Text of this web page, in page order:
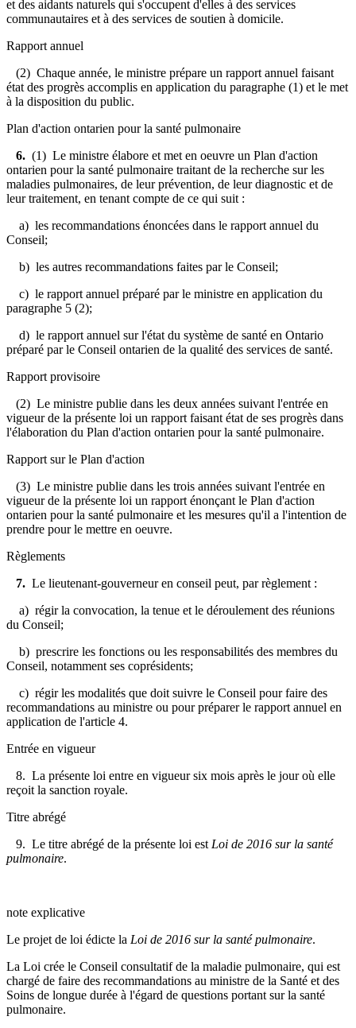
et des aidants naturels qui s'occupent d'elles à des services
communautaires et à des services de soutien à domicile.
Rapport annuel
(2) Chaque année, le ministre prépare un rapport annuel faisant
état des progrès accomplis en application du paragraphe (1) et le met
à la disposition du public.
Plan d'action ontarien pour la santé pulmonaire
6. (1) Le ministre élabore et met en oeuvre un Plan d'action
ontarien pour la santé pulmonaire traitant de la recherche sur les
maladies pulmonaires, de leur prévention, de leur diagnostic et de
leur traitement, en tenant compte de ce qui suit :
a) les recommandations énoncées dans le rapport annuel du
Conseil;
b) les autres recommandations faites par le Conseil;
c) le rapport annuel préparé par le ministre en application du
paragraphe 5 (2);
d) le rapport annuel sur l'état du système de santé en Ontario
préparé par le Conseil ontarien de la qualité des services de santé.
Rapport provisoire
(2) Le ministre publie dans les deux années suivant l'entrée en
vigueur de la présente loi un rapport faisant état de ses progrès dans
l'élaboration du Plan d'action ontarien pour la santé pulmonaire.
Rapport sur le Plan d'action
(3) Le ministre publie dans les trois années suivant l'entrée en
vigueur de la présente loi un rapport énonçant le Plan d'action
ontarien pour la santé pulmonaire et les mesures qu'il a l'intention de
prendre pour le mettre en oeuvre.
Règlements
7. Le lieutenant-gouverneur en conseil peut, par règlement :
a) régir la convocation, la tenue et le déroulement des réunions
du Conseil;
b) prescrire les fonctions ou les responsabilités des membres du
Conseil, notamment ses coprésidents;
c) régir les modalités que doit suivre le Conseil pour faire des
recommandations au ministre ou pour préparer le rapport annuel en
application de l'article 4.
Entrée en vigueur
8. La présente loi entre en vigueur six mois après le jour où elle
reçoit la sanction royale.
Titre abrégé
9. Le titre abrégé de la présente loi est Loi de 2016 sur la santé
pulmonaire.
note explicative
Le projet de loi édicte la Loi de 2016 sur la santé pulmonaire.
La Loi crée le Conseil consultatif de la maladie pulmonaire, qui est
chargé de faire des recommandations au ministre de la Santé et des
Soins de longue durée à l'égard de questions portant sur la santé
pulmonaire.